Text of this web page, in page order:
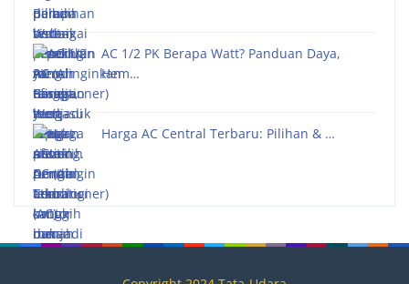
AC 1/2 PK Berapa Watt? Panduan Daya,
Hem…
Harga AC Central Terbaru: Pilihan & …